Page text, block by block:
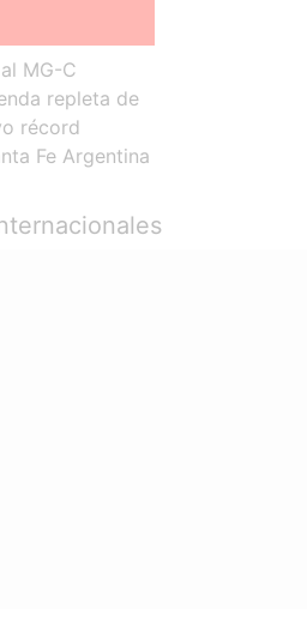
MG-C
repleta de
récord
Fe Argentina